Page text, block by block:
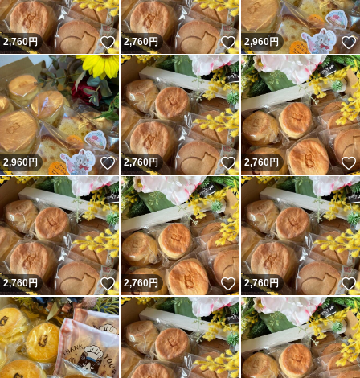
2,760円 いいね！
2,760円 いいね！
2,960円
2,960円 いいね！
2,760円 いいね！
2,760円
2,760円 いいね！
2,760円 いいね！
2,760円